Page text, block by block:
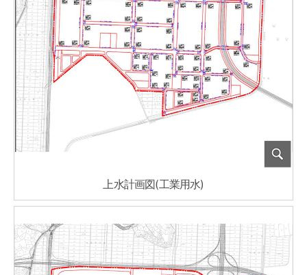
上水計画図(工業用水)